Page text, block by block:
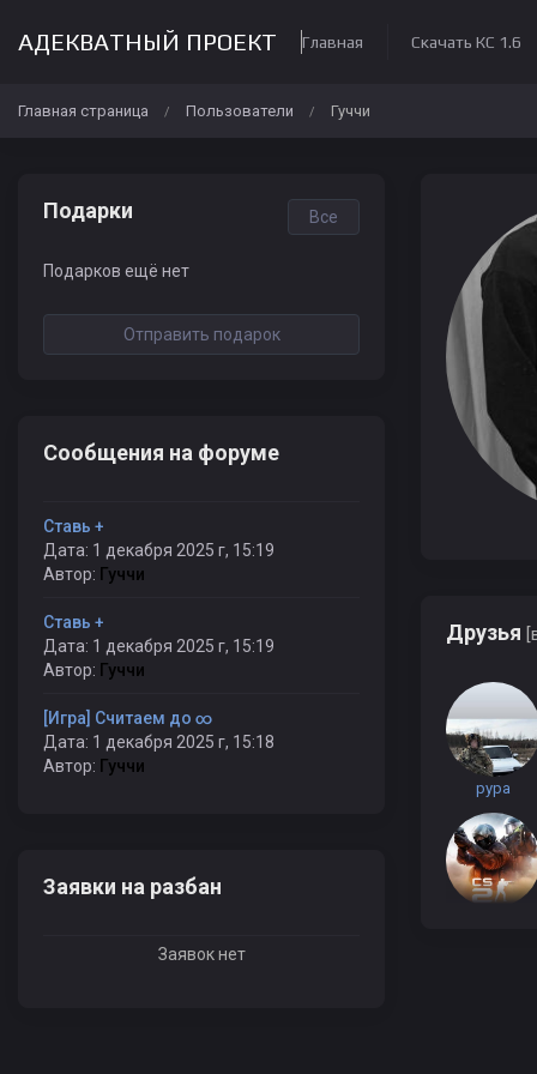
АДЕКВАТНЫЙ ПРОЕКТ Главная Скачать КС 1.6
Главная страница / Пользователи / Гуччи
Друзья
pypa
Подарки Все
Подарков ещё нет
Отправить подарок
Сообщения на форуме
Ставь +
Дата: 1 декабря 2025 г, 15:19
Автор: Гуччи
Ставь +
Дата: 1 декабря 2025 г, 15:19
Автор: Гуччи
[Игра] Считаем до ∞
Дата: 1 декабря 2025 г, 15:18
Автор: Гуччи
Заявки на разбан
Заявок нет